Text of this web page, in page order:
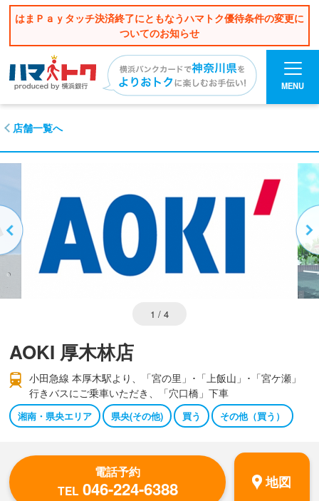
はまＰａｙタッチ決済終了にともなうハマトク優待条件の変更に
ついてのお知らせ
MENU
店舗一覧へ
1 / 4
AOKI 厚木林店
小田急線 本厚木駅より、「宮の里」･「上飯山」･「宮ケ瀬」
行きバスにご乗車いただき、「穴口橋」下車
湘南・県央エリア 県央(その他) 買う その他（買う）
電話予約
TEL 046-224-6388 地図